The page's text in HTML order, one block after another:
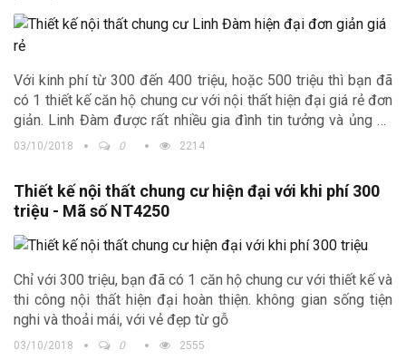
Với kinh phí từ 300 đến 400 triệu, hoặc 500 triệu thì bạn đã
có 1 thiết kế căn hộ chung cư với nội thất hiện đại giá rẻ đơn
giản. Linh Đàm được rất nhiều gia đình tin tưởng và ủng hộ
Kiến trúc Trịnh Gia
03/10/2018 0 2214
Thiết kế nội thất chung cư hiện đại với khi phí 300
triệu - Mã số NT4250
Chỉ với 300 triệu, bạn đã có 1 căn hộ chung cư với thiết kế và
thi công nội thất hiện đại hoàn thiện. không gian sống tiện
nghi và thoải mái, với vẻ đẹp từ gỗ
03/10/2018 0 2555